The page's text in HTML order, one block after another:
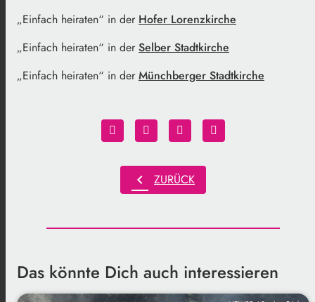
„Einfach heiraten“ in der Hofer Lorenzkirche
„Einfach heiraten“ in der Selber Stadtkirche
„Einfach heiraten“ in der Münchberger Stadtkirche
chevron_left ZURÜCK
Das könnte Dich auch interessieren